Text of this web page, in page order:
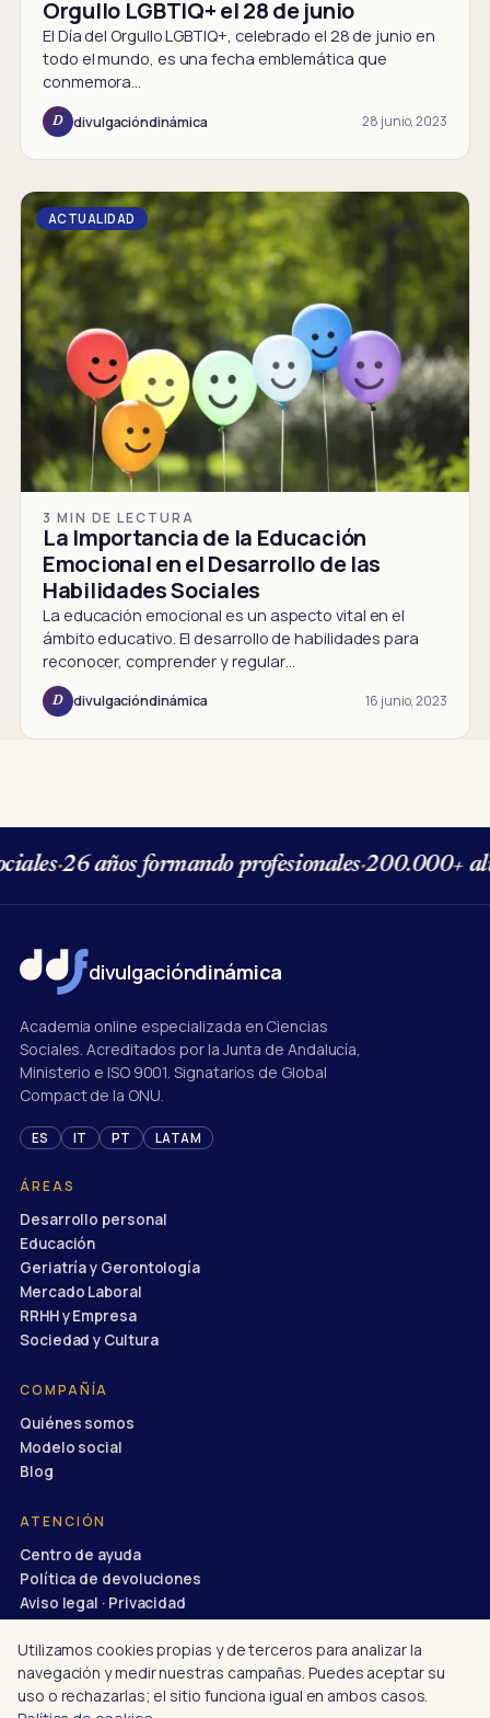
Orgullo LGBTIQ+ el 28 de junio
El Día del Orgullo LGBTIQ+, celebrado el 28 de junio en
todo el mundo, es una fecha emblemática que
conmemora…
D divulgacióndinámica 28 junio, 2023
ACTUALIDAD
3 MIN DE LECTURA
La Importancia de la Educación
Emocional en el Desarrollo de las
Habilidades Sociales
La educación emocional es un aspecto vital en el
ámbito educativo. El desarrollo de habilidades para
reconocer, comprender y regular…
D divulgacióndinámica 16 junio, 2023
·26 años formando profesionales·200.000+
divulgacióndinámica
Academia online especializada en Ciencias
Sociales. Acreditados por la Junta de Andalucía,
Ministerio e ISO 9001. Signatarios de Global
Compact de la ONU.
ES IT PT LATAM
ÁREAS
Desarrollo personal
Educación
Geriatría y Gerontología
Mercado Laboral
RRHH y Empresa
Sociedad y Cultura
COMPAÑÍA
Quiénes somos
Modelo social
Blog
ATENCIÓN
Centro de ayuda
Política de devoluciones
Aviso legal · Privacidad
Utilizamos cookies propias y de terceros para analizar la
navegación y medir nuestras campañas. Puedes aceptar su
uso o rechazarlas; el sitio funciona igual en ambos casos.